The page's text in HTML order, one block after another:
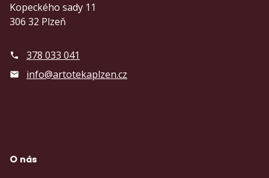
Kopeckého sady 11
306 32 Plzeň
378 033 041
info@artotekaplzen.cz
O nás